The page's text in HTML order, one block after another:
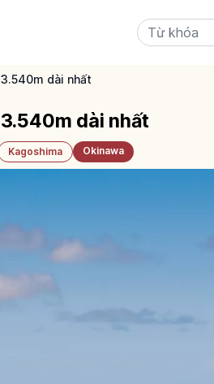
dài nhất
dài nhất
Kagoshima Okinawa